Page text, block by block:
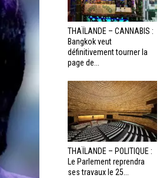
THAÏLANDE – CANNABIS :
Bangkok veut
définitivement tourner la
page de...
THAÏLANDE – POLITIQUE :
Le Parlement reprendra
ses travaux le 25...